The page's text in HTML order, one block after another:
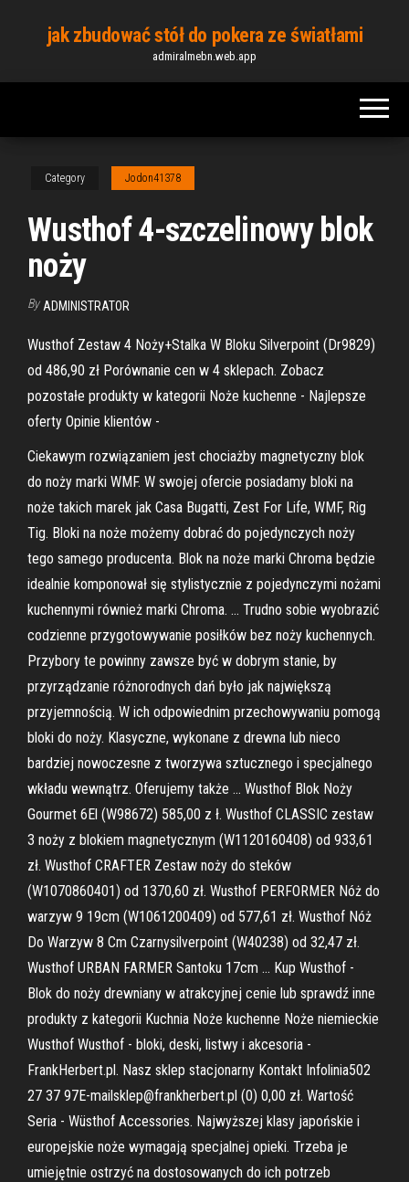
content
jak zbudować stół do pokera ze światłami
admiralmebn.web.app
Category Jodon41378
Wusthof 4-szczelinowy blok
noży
By ADMINISTRATOR
Wusthof Zestaw 4 Noży+Stalka W Bloku Silverpoint (Dr9829)
od 486,90 zł Porównanie cen w 4 sklepach. Zobacz
pozostałe produkty w kategorii Noże kuchenne - Najlepsze
oferty Opinie klientów -
Ciekawym rozwiązaniem jest chociażby magnetyczny blok
do noży marki WMF. W swojej ofercie posiadamy bloki na
noże takich marek jak Casa Bugatti, Zest For Life, WMF, Rig
Tig. Bloki na noże możemy dobrać do pojedynczych noży
tego samego producenta. Blok na noże marki Chroma będzie
idealnie komponował się stylistycznie z pojedynczymi nożami
kuchennymi również marki Chroma. … Trudno sobie wyobrazić
codzienne przygotowywanie posiłków bez noży kuchennych.
Przybory te powinny zawsze być w dobrym stanie, by
przyrządzanie różnorodnych dań było jak największą
przyjemnością. W ich odpowiednim przechowywaniu pomogą
bloki do noży. Klasyczne, wykonane z drewna lub nieco
bardziej nowoczesne z tworzywa sztucznego i specjalnego
wkładu wewnątrz. Oferujemy także … Wusthof Blok Noży
Gourmet 6El (W98672) 585,00 z ł. Wusthof CLASSIC zestaw
3 noży z blokiem magnetycznym (W1120160408) od 933,61
zł. Wusthof CRAFTER Zestaw noży do steków
(W1070860401) od 1370,60 zł. Wusthof PERFORMER Nóż do
warzyw 9 19cm (W1061200409) od 577,61 zł. Wusthof Nóż
Do Warzyw 8 Cm Czarnysilverpoint (W40238) od 32,47 zł.
Wusthof URBAN FARMER Santoku 17cm … Kup Wusthof -
Blok do noży drewniany w atrakcyjnej cenie lub sprawdź inne
produkty z kategorii Kuchnia Noże kuchenne Noże niemieckie
Wusthof Wusthof - bloki, deski, listwy i akcesoria -
FrankHerbert.pl. Nasz sklep stacjonarny Kontakt Infolinia502
27 37 97E-mailsklep@frankherbert.pl (0) 0,00 zł. Wartość
Seria - Wüsthof Accessories. Najwyższej klasy japońskie i
europejskie noże wymagają specjalnej opieki. Trzeba je
umiejętnie ostrzyć na dostosowanych do ich potrzeb